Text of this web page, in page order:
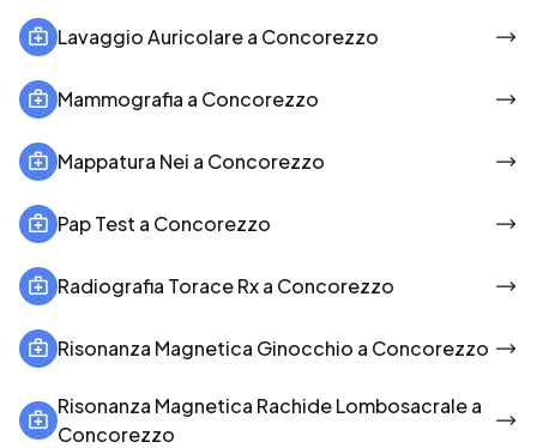
Lavaggio Auricolare a Concorezzo
Mammografia a Concorezzo
Mappatura Nei a Concorezzo
Pap Test a Concorezzo
Radiografia Torace Rx a Concorezzo
Risonanza Magnetica Ginocchio a Concorezzo
Risonanza Magnetica Rachide Lombosacrale a
Concorezzo